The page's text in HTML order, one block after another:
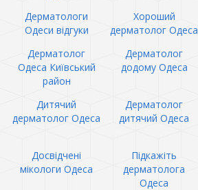
Дерматологи
Одеси відгуки
Хороший
дерматолог Одеса
Дерматолог
Одеса Київський
район
Дерматолог
додому Одеса
Дитячий
дерматолог Одеса
Дерматолог
дитячий Одеса
Досвідчені
мікологи Одеса
Підкажіть
дерматолога
Одеса